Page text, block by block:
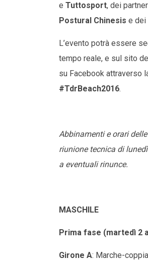
e Tuttosport, dei
Postural Chinesis e dei
L’evento potrà essere
tempo reale, e sul sito
su Facebook attraverso
#TdrBeach2016.
Abbinamenti e orari
riunione tecnica di
a eventuali rinunce.
MASCHILE
Prima fase (martedì 2
Girone A: Marche-